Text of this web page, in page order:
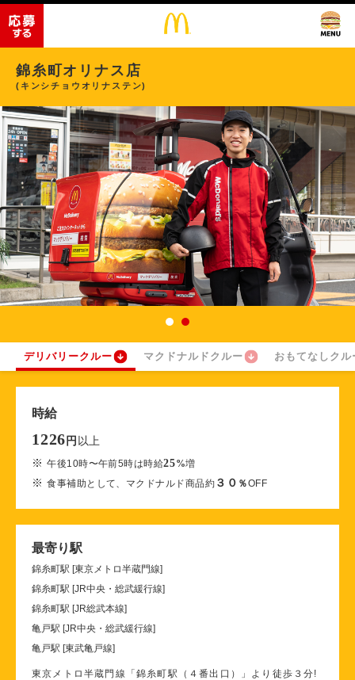
錦糸町オリナス店
(キンシチョウオリナステン)
デリバリークルー マクドナルドクルー おもてなしクル
時給
1226 円 以上
※午後10時〜午前5時は時給25%増
※食事補助として、マクドナルド商品約 ３０ ％OFF
最寄り駅
錦糸町駅 [東京メトロ半蔵門線]
錦糸町駅 [JR中央・総武緩行線]
錦糸町駅 [JR総武本線]
亀戸駅 [JR中央・総武緩行線]
亀戸駅 [東武亀戸線]
東京メトロ半蔵門線「錦糸町駅（４番出口）」より徒歩３分!